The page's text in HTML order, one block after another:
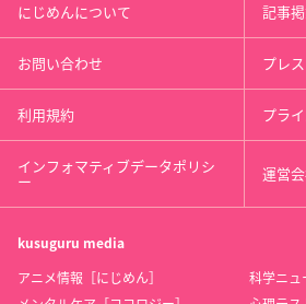
にじめんについて 記事
お問い合わせ プレ
利用規約 プラ
インフォマティブデータポリシ
ー 運営
kusuguru media
アニメ情報［にじめん］
科学ニュ